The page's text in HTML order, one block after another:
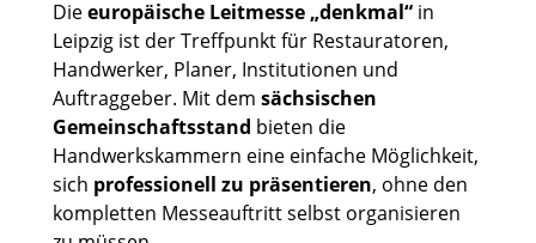
Dieeuropäische Leitmesse „denkmal“in
Leipzig ist der Treffpunkt für Restauratoren,
Handwerker, Planer, Institutionen und
Auftraggeber. Mit dem sächsischen
Gemeinschaftsstand bieten die
Handwerkskammern eine einfache Möglichkeit,
sich professionell zu präsentieren, ohne den
kompletten Messeauftritt selbst organisieren